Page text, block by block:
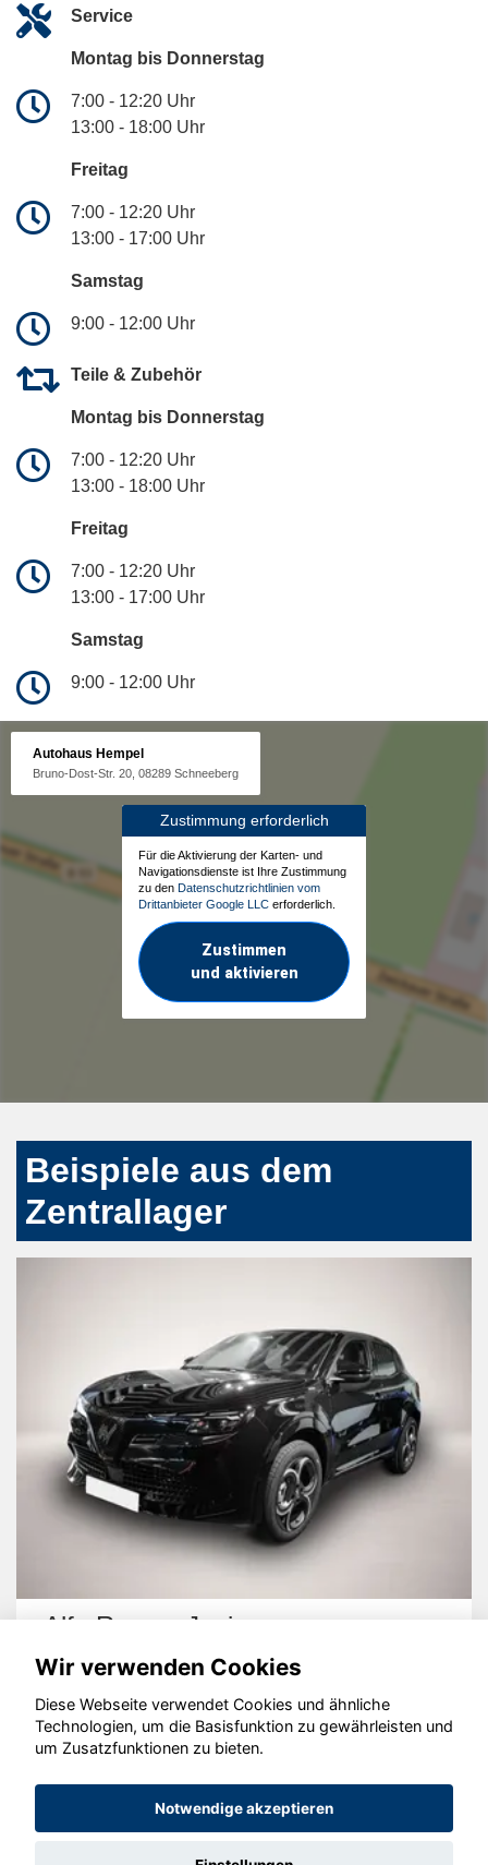
Service
Montag bis Donnerstag
7:00 - 12:20 Uhr
13:00 - 18:00 Uhr
Freitag
7:00 - 12:20 Uhr
13:00 - 17:00 Uhr
Samstag
9:00 - 12:00 Uhr
Teile & Zubehör
Montag bis Donnerstag
7:00 - 12:20 Uhr
13:00 - 18:00 Uhr
Freitag
7:00 - 12:20 Uhr
13:00 - 17:00 Uhr
Samstag
9:00 - 12:00 Uhr
Autohaus Hempel
Bruno-Dost-Str. 20, 08289 Schneeberg
Zustimmung erforderlich
Für die Aktivierung der Karten- und
Navigationsdienste ist Ihre Zustimmung
zu den Datenschutzrichtlinien vom
Drittanbieter Google LLC erforderlich.
Zustimmen
und aktivieren
Beispiele aus dem
Zentrallager
Alfa Romeo Junior
© konjunkturmotor.de GmbH 2020 - 2026
Wir verwenden Cookies
Diese Webseite verwendet Cookies und ähnliche
Technologien, um die Basisfunktion zu gewährleisten und
um Zusatzfunktionen zu bieten.
Notwendige akzeptieren